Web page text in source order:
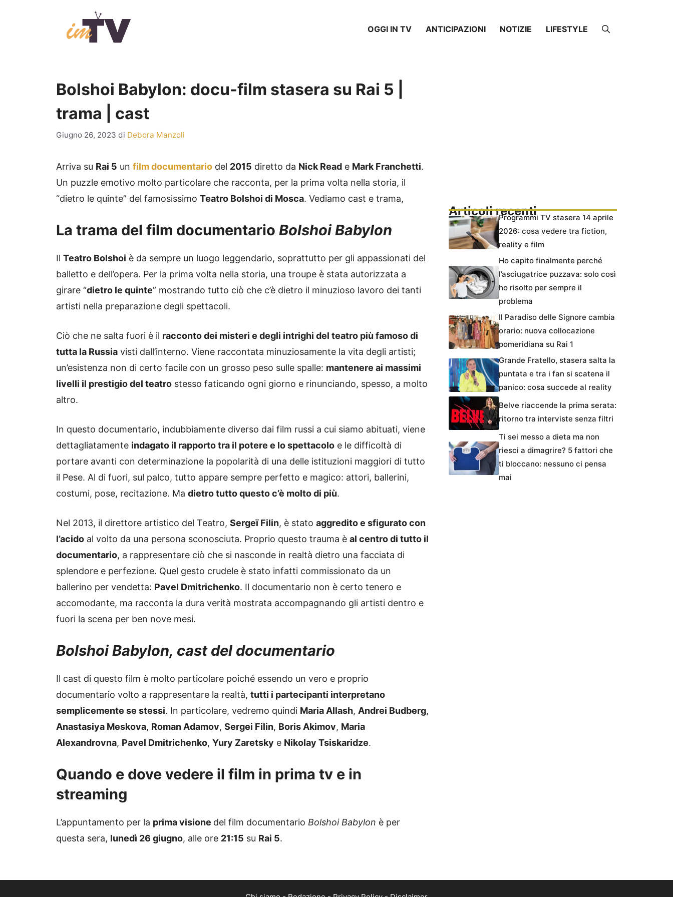
OGGI IN TV ANTICIPAZIONI NOTIZIE LIFESTYLE
Bolshoi Babylon: docu-film stasera su Rai 5 |
trama | cast
Giugno 26, 2023 di Debora Manzoli
Arriva su Rai 5 un film documentario del 2015 diretto da Nick Read e Mark Franchetti.
Un puzzle emotivo molto particolare che racconta, per la prima volta nella storia, il
“dietro le quinte” del famosissimo Teatro Bolshoi di Mosca. Vediamo cast e trama,
La trama del film documentario Bolshoi Babylon
Il Teatro Bolshoi è da sempre un luogo leggendario, soprattutto per gli appassionati del
balletto e dell’opera. Per la prima volta nella storia, una troupe è stata autorizzata a
girare “dietro le quinte” mostrando tutto ciò che c’è dietro il minuzioso lavoro dei tanti
artisti nella preparazione degli spettacoli.
Ciò che ne salta fuori è il racconto dei misteri e degli intrighi del teatro più famoso di
tutta la Russia visti dall’interno. Viene raccontata minuziosamente la vita degli artisti;
un’esistenza non di certo facile con un grosso peso sulle spalle: mantenere ai massimi
livelli il prestigio del teatro stesso faticando ogni giorno e rinunciando, spesso, a molto
altro.
In questo documentario, indubbiamente diverso dai film russi a cui siamo abituati, viene
dettagliatamente indagato il rapporto tra il potere e lo spettacolo e le difficoltà di
portare avanti con determinazione la popolarità di una delle istituzioni maggiori di tutto
il Pese. Al di fuori, sul palco, tutto appare sempre perfetto e magico: attori, ballerini,
costumi, pose, recitazione. Ma dietro tutto questo c’è molto di più.
Nel 2013, il direttore artistico del Teatro, Sergeï Filin, è stato aggredito e sfigurato con
l’acido al volto da una persona sconosciuta. Proprio questo trauma è al centro di tutto il
documentario, a rappresentare ciò che si nasconde in realtà dietro una facciata di
splendore e perfezione. Quel gesto crudele è stato infatti commissionato da un
ballerino per vendetta: Pavel Dmitrichenko. Il documentario non è certo tenero e
accomodante, ma racconta la dura verità mostrata accompagnando gli artisti dentro e
fuori la scena per ben nove mesi.
Bolshoi Babylon, cast del documentario
Il cast di questo film è molto particolare poiché essendo un vero e proprio
documentario volto a rappresentare la realtà, tutti i partecipanti interpretano
semplicemente se stessi. In particolare, vedremo quindi Maria Allash, Andrei Budberg,
Anastasiya Meskova, Roman Adamov, Sergei Filin, Boris Akimov, Maria
Alexandrovna, Pavel Dmitrichenko, Yury Zaretsky e Nikolay Tsiskaridze.
Quando e dove vedere il film in prima tv e in
streaming
L’appuntamento per la prima visione del film documentario Bolshoi Babylon è per
questa sera, lunedì 26 giugno, alle ore 21:15 su Rai 5.
Articoli recentiProgrammi TV stasera 14 aprile
2026: cosa vedere tra fiction,
reality e film
Ho capito finalmente perché
l’asciugatrice puzzava: solo così
ho risolto per sempre il
problema
Il Paradiso delle Signore cambia
orario: nuova collocazione
pomeridiana su Rai 1
Grande Fratello, stasera salta la
puntata e tra i fan si scatena il
panico: cosa succede al reality
Belve riaccende la prima serata:
ritorno tra interviste senza filtri
Ti sei messo a dieta ma non
riesci a dimagrire? 5 fattori che
ti bloccano: nessuno ci pensa
mai